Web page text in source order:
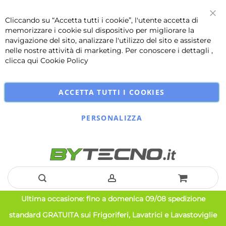
Cliccando su “Accetta tutti i cookie”, l'utente accetta di
memorizzare i cookie sul dispositivo per migliorare la
navigazione del sito, analizzare l'utilizzo del sito e assistere
nelle nostre attività di marketing. Per conoscere i dettagli ,
clicca qui Cookie Policy
ACCETTA TUTTI I COOKIES
PERSONALIZZA
Salta
al
Ultima occasione: fino a domenica 09/08 spedizione
standard GRATUITA sui Frigoriferi, Lavatrici e Lavastoviglie